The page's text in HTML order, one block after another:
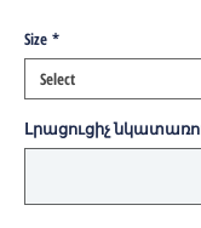
Size *
Լրացուցիչ